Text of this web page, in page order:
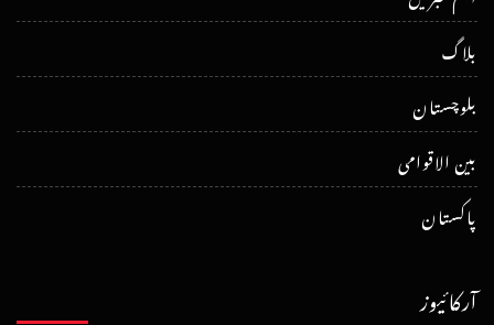
بلاگ
بلوچستان
بین الاقوامی
پاکستان
آرکائیوز